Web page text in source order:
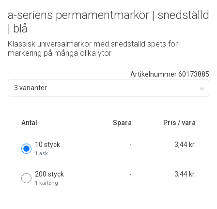
Artikelnummer 60173885
3 varianter
Antal Spara Pris / vara
10 styck
1 ask
- 3,44 kr.
200 styck
1 kartong
- 3,44 kr.
a-seriens permamentmarkör | snedställd
| blå
Klassisk universalmarkör med snedställd spets för
markering på många olika ytor